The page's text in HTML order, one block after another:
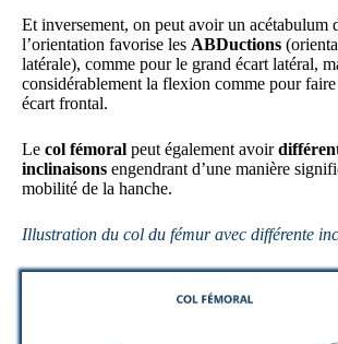
Et inversement, on peut avoir un acétabulum
l’orientation favorise les ABDuctions
latérale), comme pour le grand écart latéral,
considérablement la flexion comme pour
écart frontal.
Le col fémoral peut également avoir
inclinaisons engendrant d’une manière
mobilité de la hanche.
Illustration du col du fémur avec différente